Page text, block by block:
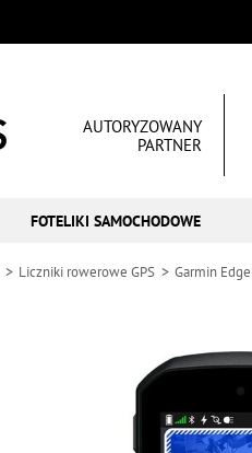
AUTORYZOWANY
PARTNER
FOTELIKI SAMOCHODOWE
Liczniki rowerowe GPS Garmin Edge